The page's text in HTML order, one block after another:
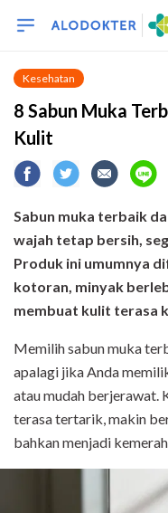
Kesehatan
8 Sabun Muka
Kulit
Sabun muka terbaik
wajah tetap bersih,
Produk ini umumnya
kotoran, minyak
membuat kulit terasa
Memilih sabun muka
apalagi jika Anda
atau mudah berjerawat.
terasa tertarik, makin
bahkan menjadi